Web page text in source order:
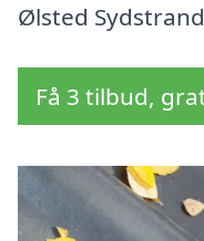
Ølsted
Få 3 tilbud,